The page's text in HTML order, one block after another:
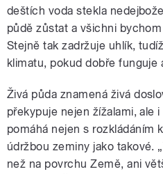
deštích voda stekla
půdě zůstat a všichni
Stejně tak zadržuje uhlík,
klimatu, pokud dobře funguje
Živá půda znamená živá
překypuje nejen žížalami, ale
pomáhá nejen s rozkládáním
údržbou zeminy jako takové.
než na povrchu Země, ani